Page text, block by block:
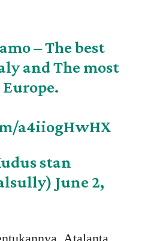
– The best
and The most
a4iiogHwHX
stan
June 2,